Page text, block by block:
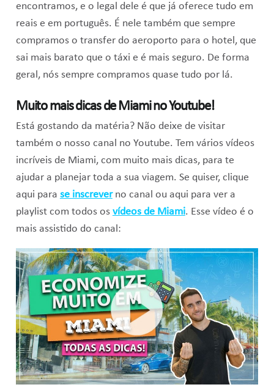
encontramos, e o legal dele é que já oferece tudo em
reais e em português. É nele também que sempre
compramos o transfer do aeroporto para o hotel, que
sai mais barato que o táxi e é mais seguro. De forma
geral, nós sempre compramos quase tudo por lá.
Muito mais dicas de Miami no Youtube!
Está gostando da matéria? Não deixe de visitar
também o nosso canal no Youtube. Tem vários vídeos
incríveis de Miami, com muito mais dicas, para te
ajudar a planejar toda a sua viagem. Se quiser, clique
aqui para se inscreverno canal ou aqui para ver a
playlist com todos os vídeos de Miami. Esse vídeo é o
mais assistido do canal: